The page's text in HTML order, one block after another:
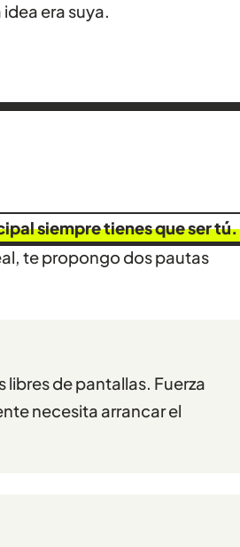
era suya.
siempre tienes que ser tú.
te propongo dos pautas
de pantallas. Fuerza
necesita arrancar el